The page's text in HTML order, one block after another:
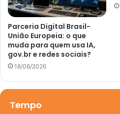
Parceria Digital Brasil-
União Europeia: o que
muda para quem usa IA,
gov.br e redes sociais?
18/06/2026
Tempo